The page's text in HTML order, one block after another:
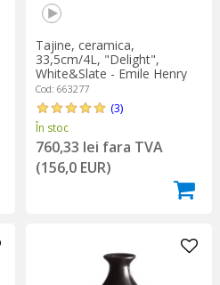
Tajine, ceramica,
33,5cm/4L, "Delight",
White&Slate - Emile Henry
Cod: 663277
(3)
În stoc
760,33 lei fara TVA
(156,0 EUR)